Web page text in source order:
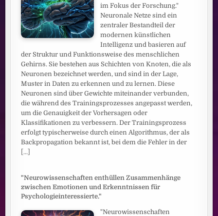
im Fokus der Forschung."
Neuronale Netze sind ein
zentraler Bestandteil der
modernen künstlichen
Intelligenz und basieren auf
der Struktur und Funktionsweise des menschlichen
Gehirns. Sie bestehen aus Schichten von Knoten, die als
Neuronen bezeichnet werden, und sind in der Lage,
Muster in Daten zu erkennen und zu lernen. Diese
Neuronen sind über Gewichte miteinander verbunden,
die während des Trainingsprozesses angepasst werden,
um die Genauigkeit der Vorhersagen oder
Klassifikationen zu verbessern. Der Trainingsprozess
erfolgt typischerweise durch einen Algorithmus, der als
Backpropagation bekannt ist, bei dem die Fehler in der
[...]
"Neurowissenschaften enthüllen Zusammenhänge
zwischen Emotionen und Erkenntnissen für
Psychologieinteressierte."
"Neurowissenschaften